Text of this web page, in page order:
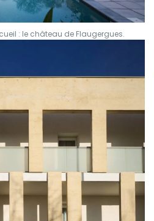
: le château de Flaugergues.